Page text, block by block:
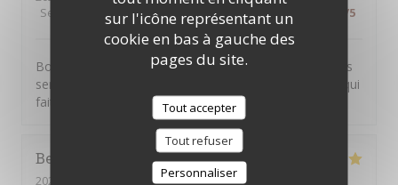
sur l'icône représentant un
cookie en bas à gauche des
pages du site.
Tout accepter
Tout refuser
Personnaliser
Service
Ambiance: 4 /5 Cuisine: 5/5 Qualité / Prix /5
Bon accueil, service au top , les plats sont sont top, les
serveurs attentionnés et un patron avec son humour qui
fait que c'est un bel endroit bravo
Bertrand
2022-03-19
- 20:15 - Couverts 4